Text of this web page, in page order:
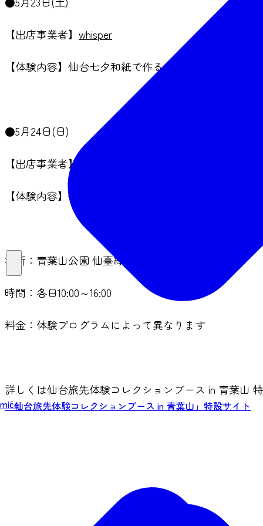
mice
【出店事業者】 whisper
【体験内容】仙台七夕和紙で作るやさしい音色の鈴ス
●5月24日(日)
【出店事業者】
【体験内容】仙台牛タンのフォトスタンド作り、他
場所：青葉山公園 仙臺緑彩館内 特設ブース
時間：各日10:00～16:00
料金：体験プログラムによって異なります
詳しくは仙台旅先体験コレクションブース in 青葉山
「仙台旅先体験コレクションブース in 青葉山」特設サイト